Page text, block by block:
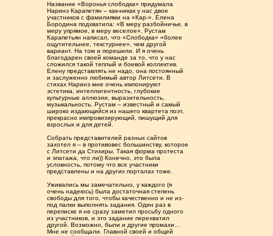
Название «Воронья слободка» придумала
Наринэ Карапетян – как-никак у нас двое
участников с фамилиями на «Кар-». Елена
Бородина подхватила: «В меру разбойничье, в
меру упрямое, в меру веселое». Рустам
Карапетьян написал, что «Слободка» «более
ощутительнее, текстурнее», чем другой
вариант. На том и порешили. И я очень
благодарен своей команде за то, что у нас
сложился такой теплый и боевой коллектив.
Елену представлять не надо, она постоянный
и заслуженно любимый автор Литсети. В
стихах Наринэ мне очень импонируют
эстетика, интеллигентность, глубокие
культурные аллюзии, выразительность,
музыкальность. Рустам – известный и самый
широко издающийся из нашего квартета поэт,
прекрасно импровизирующий, пишущий для
взрослых и для детей.
Собрать представителей разных сайтов
захотел я – в противовес большинству, которое
с Литсети да Стихиры. Такая форма протеста
и эпатажа, что ли)) Конечно, это была
условность, потому что все участники
представлены и на других порталах тоже.
Уживались мы замечательно, у каждого (я
очень надеюсь) была достаточная степень
свободы для того, чтобы качественно и не из-
под палки выполнять задания. Один раз в
переписке я не сразу заметил просьбу одного
из участников, и это задание перехватил
другой. Возможно, были и другие промахи…
Мне не сообщали. Главной своей и общей